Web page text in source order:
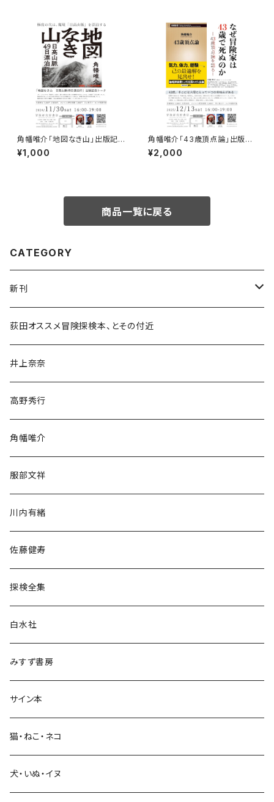
角幡唯介「地図なき山」出版記念
トークイベント録画視聴権
¥1,000
角幡唯介「43歳頂点論」出版記
念トークイベント録画視聴権
¥2,000
商品一覧に戻る
CATEGORY
新刊
和書
文学・小説・物語
随筆・ノンフィクション・その他
民族・風習
言語・ことば
生活・暮らし
荻田オススメ冒険探検本、とその付近
井上奈奈
高野秀行
角幡唯介
服部文祥
川内有緒
佐藤健寿
探検全集
白水社
みすず書房
サイン本
猫・ねこ・ネコ
犬・いぬ・イヌ